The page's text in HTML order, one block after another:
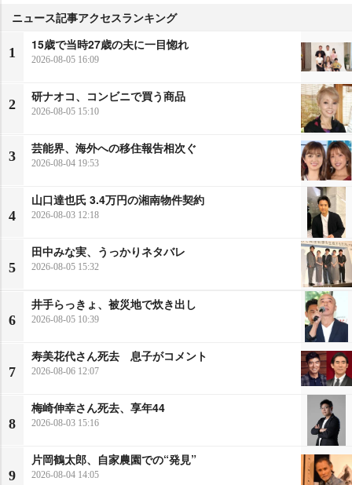
ニュース記事アクセスランキング
1
15歳で当時27歳の夫に一目惚れ
2026-08-05 16:09
2
研ナオコ、コンビニで買う商品
2026-08-05 15:10
3
芸能界、海外への移住報告相次ぐ
2026-08-04 19:53
4
山口達也氏 3.4万円の湘南物件契約
2026-08-03 12:18
5
田中みな実、うっかりネタバレ
2026-08-05 15:32
6
井手らっきょ、被災地で炊き出し
2026-08-05 10:39
7
寿美花代さん死去 息子がコメント
2026-08-06 12:07
8
梅崎伸幸さん死去、享年44
2026-08-03 15:16
9
片岡鶴太郎、自家農園での“発見”
2026-08-04 14:05